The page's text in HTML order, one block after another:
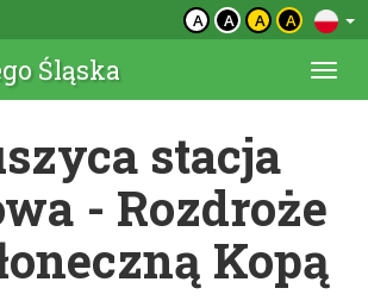
A A A A
Śląska
stacja
- Rozdroże
Kopą